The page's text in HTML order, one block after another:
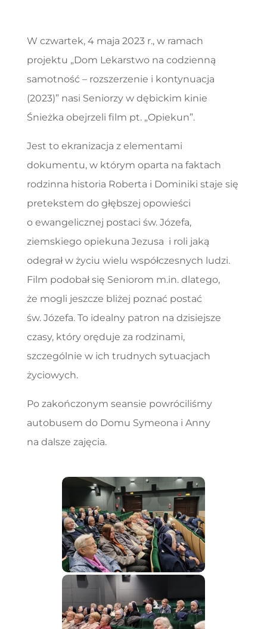
W czwartek, 4 maja 2023 r., w ramach
projektu „Dom Lekarstwo na codzienną
samotność – rozszerzenie i kontynuacja
(2023)” nasi Seniorzy w dębickim kinie
Śnieżka obejrzeli film pt. „Opiekun”.
Jest to ekranizacja z elementami
dokumentu, w którym oparta na faktach
rodzinna historia Roberta i Dominiki staje się
pretekstem do głębszej opowieści
o ewangelicznej postaci św. Józefa,
ziemskiego opiekuna Jezusa i roli jaką
odegrał w życiu wielu współczesnych ludzi.
Film podobał się Seniorom m.in. dlatego,
że mogli jeszcze bliżej poznać postać
św. Józefa. To idealny patron na dzisiejsze
czasy, który oręduje za rodzinami,
szczególnie w ich trudnych sytuacjach
życiowych.
Po zakończonym seansie powróciliśmy
autobusem do Domu Symeona i Anny
na dalsze zajęcia.